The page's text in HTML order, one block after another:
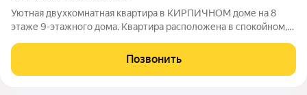
Уютная двухкомнатная квартира в КИРПИЧНОМ доме на 8
этаже 9-этажного дома. Квартира расположена в спокойном,
и позволяет наслаждаться чистым воздухом и тишиной.
Благодаря расположению на
Позвонить